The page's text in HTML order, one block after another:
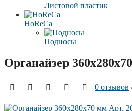
Листовой пластик
HoReCa
Подносы
Органайзер
0 отзывов